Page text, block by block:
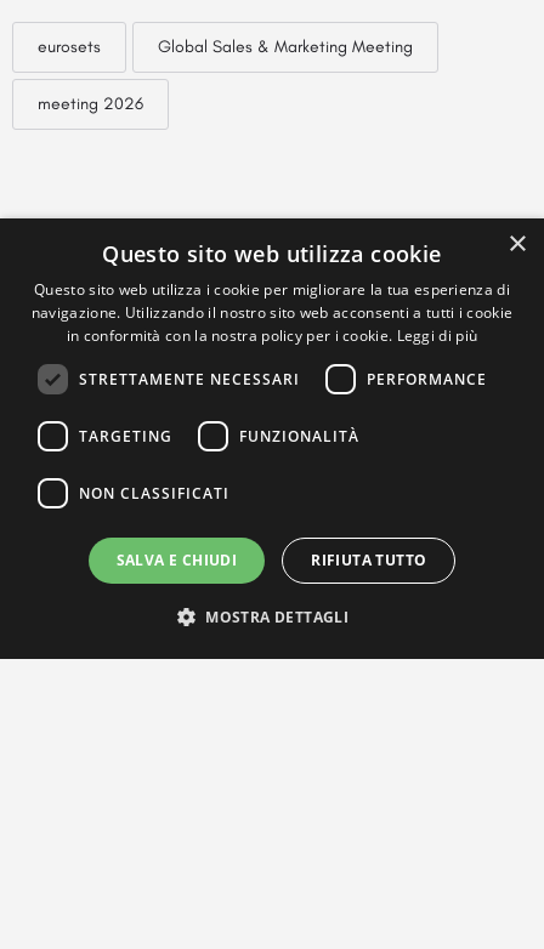
eurosets Global Sales & Marketing Meeting
meeting 2026
×
Questo sito web utilizza cookie
Questo sito web utilizza i cookie per migliorare la tua esperienza di
navigazione. Utilizzando il nostro sito web acconsenti a tutti i cookie
in conformità con la nostra policy per i cookie. Leggi di più
STRETTAMENTE NECESSARI PERFORMANCE
TARGETING FUNZIONALITÀ
NON CLASSIFICATI
SALVA E CHIUDI RIFIUTA TUTTO
MOSTRA DETTAGLI